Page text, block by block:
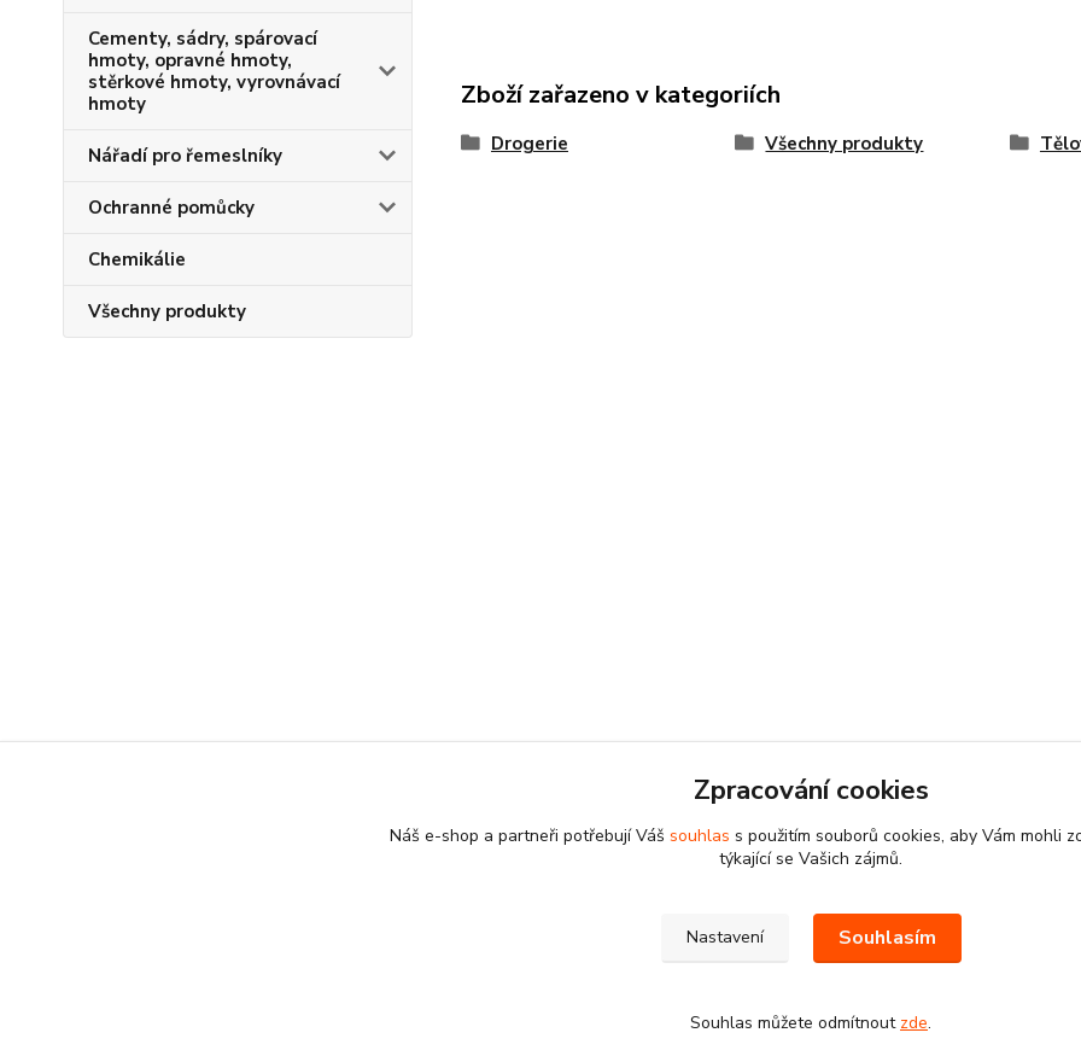
Cementy, sádry, spárovací
hmoty, opravné hmoty,
stěrkové hmoty, vyrovnávací
hmoty
Nářadí pro řemeslníky
Ochranné pomůcky
Chemikálie
Všechny produkty
Zboží zařazeno v kategoriích
Drogerie Všechny produkty
Zpracování cookies
Náš e-shop a partneři potřebují Váš souhlas s použitím souborů cookies, aby Vám mohli
týkající se Vašich zájmů.
Nastavení Souhlasím
Souhlas můžete odmítnout zde.